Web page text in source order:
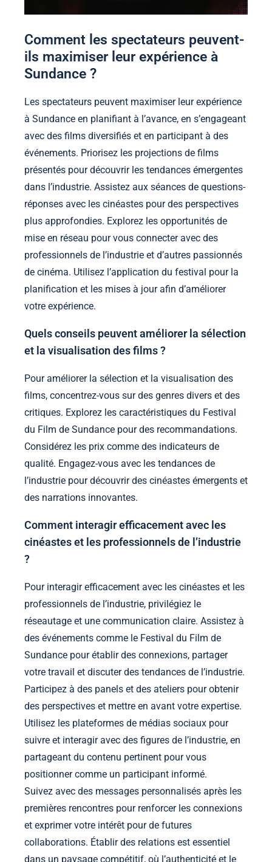
Comment les spectateurs peuvent-
ils maximiser leur expérience à
Sundance ?
Les spectateurs peuvent maximiser leur expérience
à Sundance en planifiant à l’avance, en s’engageant
avec des films diversifiés et en participant à des
événements. Priorisez les projections de films
présentés pour découvrir les tendances émergentes
dans l’industrie. Assistez aux séances de questions-
réponses avec les cinéastes pour des perspectives
plus approfondies. Explorez les opportunités de
mise en réseau pour vous connecter avec des
professionnels de l’industrie et d’autres passionnés
de cinéma. Utilisez l’application du festival pour la
planification et les mises à jour afin d’améliorer
votre expérience.
Quels conseils peuvent améliorer la sélection
et la visualisation des films ?
Pour améliorer la sélection et la visualisation des
films, concentrez-vous sur des genres divers et des
critiques. Explorez les caractéristiques du Festival
du Film de Sundance pour des recommandations.
Considérez les prix comme des indicateurs de
qualité. Engagez-vous avec les tendances de
l’industrie pour découvrir des cinéastes émergents et
des narrations innovantes.
Comment interagir efficacement avec les
cinéastes et les professionnels de l’industrie
?
Pour interagir efficacement avec les cinéastes et les
professionnels de l’industrie, privilégiez le
réseautage et une communication claire. Assistez à
des événements comme le Festival du Film de
Sundance pour établir des connexions, partager
votre travail et discuter des tendances de l’industrie.
Participez à des panels et des ateliers pour obtenir
des perspectives et mettre en avant votre expertise.
Utilisez les plateformes de médias sociaux pour
suivre et interagir avec des figures de l’industrie, en
partageant du contenu pertinent pour vous
positionner comme un participant informé.
Suivez avec des messages personnalisés après les
premières rencontres pour renforcer les connexions
et exprimer votre intérêt pour de futures
collaborations. Établir des relations est essentiel
dans un paysage compétitif, où l’authenticité et le